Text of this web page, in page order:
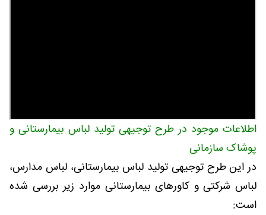
اطلاعات موجود در طرح توجیهی تولید لباس بیمارستانی و
پوشاک سازمانی
در این طرح توجیهی تولید لباس بیمارستانی، لباس مدارس،
لباس شرکتی و کاورهای بیمارستانی موارد زیر بررسی شده
است: